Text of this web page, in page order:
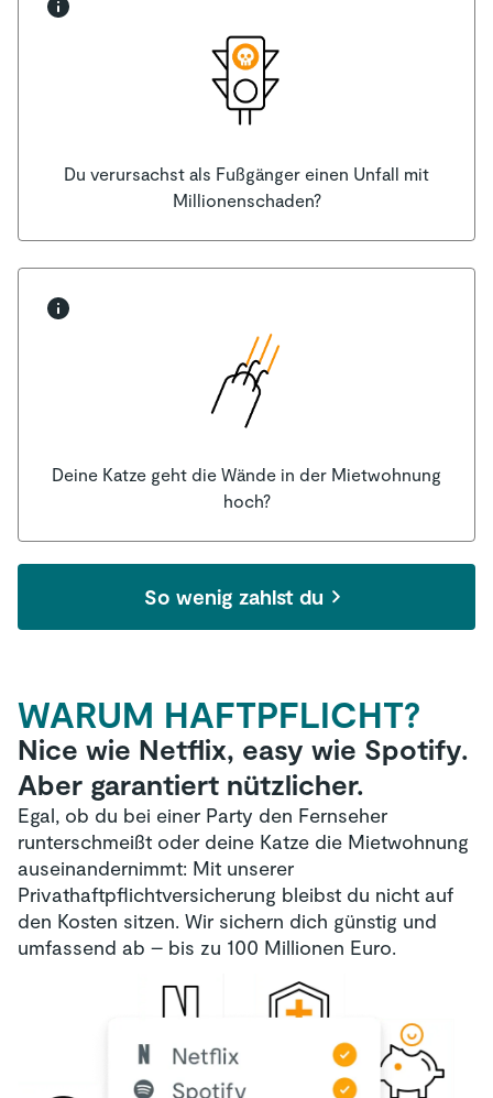
Du verursachst als Fußgänger einen Unfall mit
Millionenschaden?
Deine Katze geht die Wände in der Mietwohnung
hoch?
So wenig zahlst du
WARUM HAFTPFLICHT?
Nice wie Netflix, easy wie Spotify.
Aber garantiert nützlicher.
Egal, ob du bei einer Party den Fernseher
runterschmeißt oder deine Katze die Mietwohnung
auseinandernimmt: Mit unserer
Privathaftpflichtversicherung bleibst du nicht auf
den Kosten sitzen. Wir sichern dich günstig und
umfassend ab – bis zu 100 Millionen Euro.